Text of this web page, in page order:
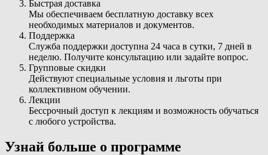
Быстрая доставка
Мы обеспечиваем бесплатную доставку всех
необходимых материалов и документов.
Поддержка
Служба поддержки доступна 24 часа в сутки, 7 дней в
неделю. Получите консультацию или задайте вопрос.
Групповые скидки
Действуют специальные условия и льготы при
коллективном обучении.
Лекции
Бессрочный доступ к лекциям и возможность обучаться
с любого устройства.
Узнай больше о программе